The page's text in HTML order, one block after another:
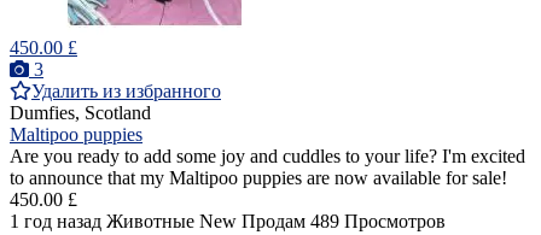
450.00 £
3
Удалить из избранного
Dumfies, Scotland
Maltipoo puppies
Are you ready to add some joy and cuddles to your life? I'm excited
to announce that my Maltipoo puppies are now available for sale!
450.00 £
1 год назад Животные New Продам 489 Просмотров